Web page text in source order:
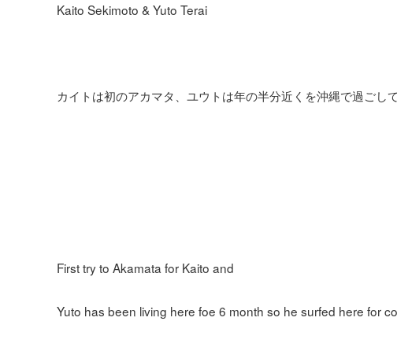
Kaito Sekimoto & Yuto Terai
カイトは初のアカマタ、ユウトは年の半分近くを沖縄で過ごし
First try to Akamata for Kaito and
Yuto has been living here foe 6 month so he surfed here for